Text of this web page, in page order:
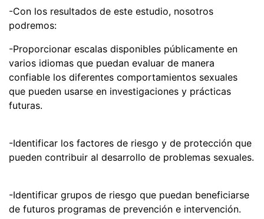
-Con los resultados de este estudio, nosotros
podremos:
-Proporcionar escalas disponibles públicamente en
varios idiomas que puedan evaluar de manera
confiable los diferentes comportamientos sexuales
que pueden usarse en investigaciones y prácticas
futuras.
-Identificar los factores de riesgo y de protección que
pueden contribuir al desarrollo de problemas sexuales.
-Identificar grupos de riesgo que puedan beneficiarse
de futuros programas de prevención e intervención.